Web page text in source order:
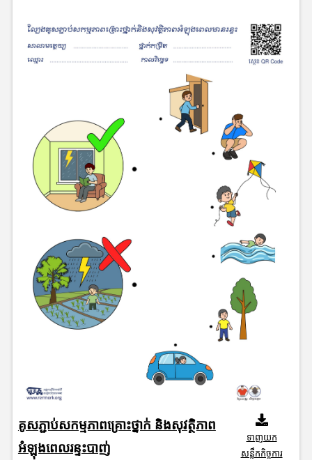
គូសភ្ជាប់សកម្មភាពគ្រោះថ្នាក់ និងសុវត្ថិភាព
អំឡុងពេលរន្ទះបាញ់
ទាញយក
សន្លឹកកិច្ចការ